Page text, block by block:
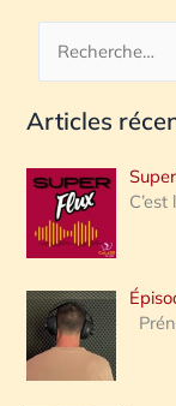
c
e
r
c
h
e
Articles